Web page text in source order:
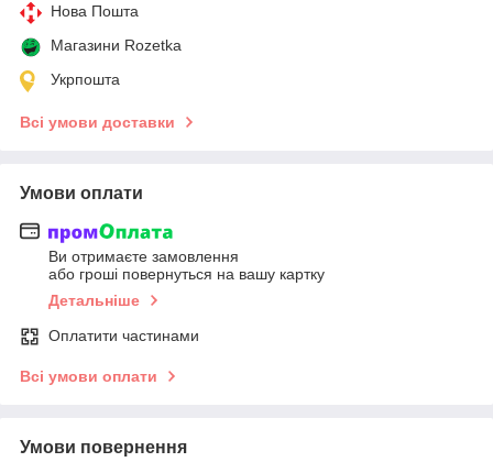
Нова Пошта
Магазини Rozetka
Укрпошта
Всі умови доставки
Умови оплати
Ви отримаєте замовлення
або гроші повернуться на вашу картку
Детальніше
Оплатити частинами
Всі умови оплати
Умови повернення